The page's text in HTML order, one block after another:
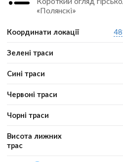
«Полянскі»
Координати локації
Зелені траси
Сині траси
Червоні траси
Чорні траси
Висота лижних
трас